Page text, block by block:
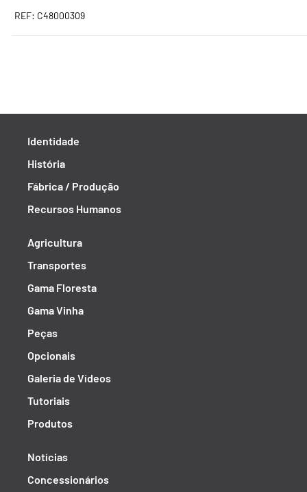
REF: C48000309
Identidade
História
Fábrica / Produção
Recursos Humanos
Agricultura
Transportes
Gama Floresta
Gama Vinha
Peças
Opcionais
Galeria de Vídeos
Tutoriais
Produtos
Notícias
Concessionários